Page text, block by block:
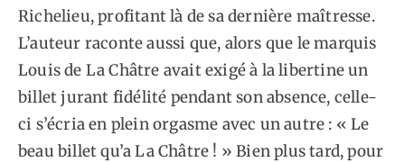
Richelieu, profitant là de sa dernière maîtresse.
L’auteur raconte aussi que, alors que le marquis
Louis de La Châtre avait exigé à la libertine un
billet jurant fidélité pendant son absence, celle-
ci s’écria en plein orgasme avec un autre : « Le
beau billet qu’a La Châtre ! » Bien plus tard, pour